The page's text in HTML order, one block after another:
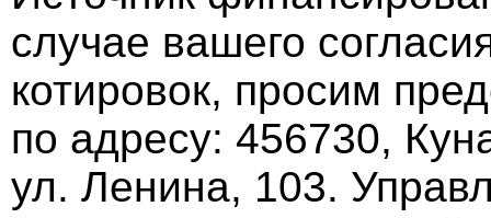
случае вашего
котировок, просим
по адресу: 456730,
ул. Ленина, 103.